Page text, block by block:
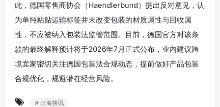
此，德国零售商协会（Haendlerbund）提出反对意见，认
为单纯粘贴运输标签并未改变包装的材质属性与回收属
性，不应被纳入包装法监管范围。目前，德国官方对该条
款的最终解释预计将于2026年7月正式公布，业内建议跨
境卖家密切关注德国包装法合规动态，提前做好产品包装
合规优化，规避潜在经营风险。
# 出海快讯